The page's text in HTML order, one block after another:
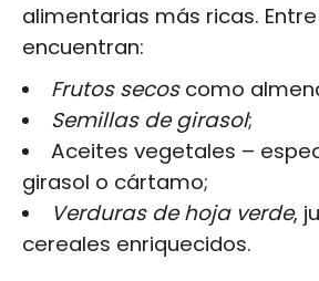
alimentarias más ricas.
encuentran:
Frutos secoscomo
Semillas de girasol;
Aceites vegetales –
girasol o cártamo;
Verduras de hoja verde,
cereales enriquecidos.